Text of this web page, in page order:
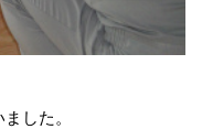
した。